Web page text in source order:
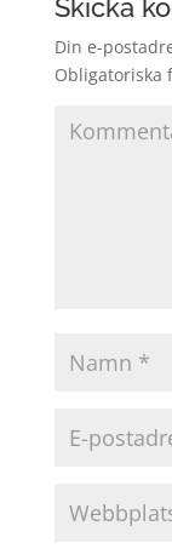
Skicka
Din e-
Obligatoriska